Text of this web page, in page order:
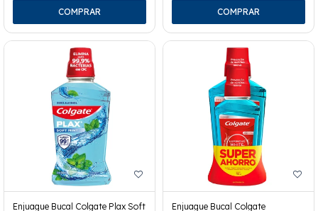
Enjuague Bucal Colgate Plax Soft Enjuague Bucal Colgate